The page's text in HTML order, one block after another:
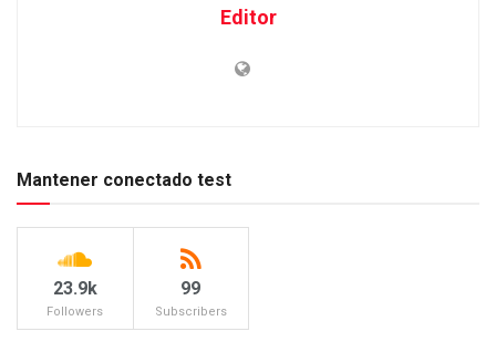
Editor
Mantener conectado test
23.9k
Followers
99
Subscribers